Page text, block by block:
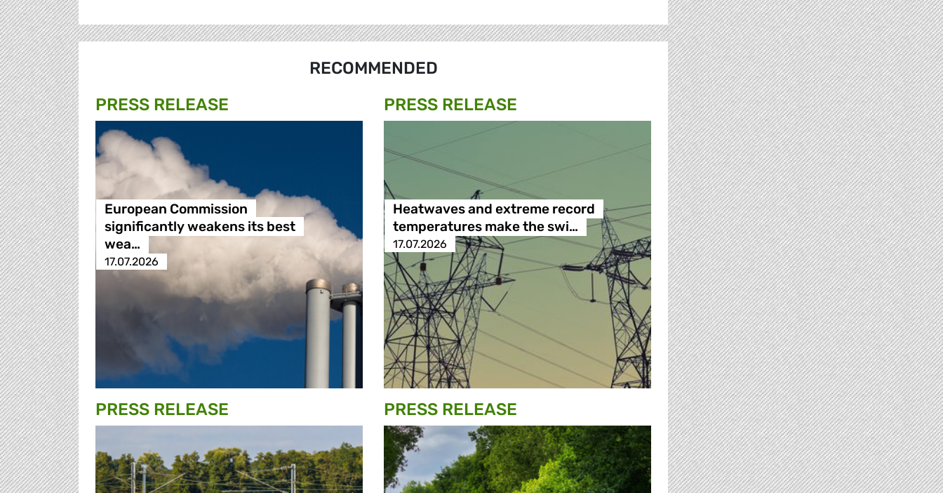
RECOMMENDED
PRESS RELEASE
European Commission
significantly weakens its best
wea…
17.07.2026
PRESS RELEASE
Heatwaves and extreme record
temperatures make the swi…
17.07.2026
PRESS RELEASE PRESS RELEASE